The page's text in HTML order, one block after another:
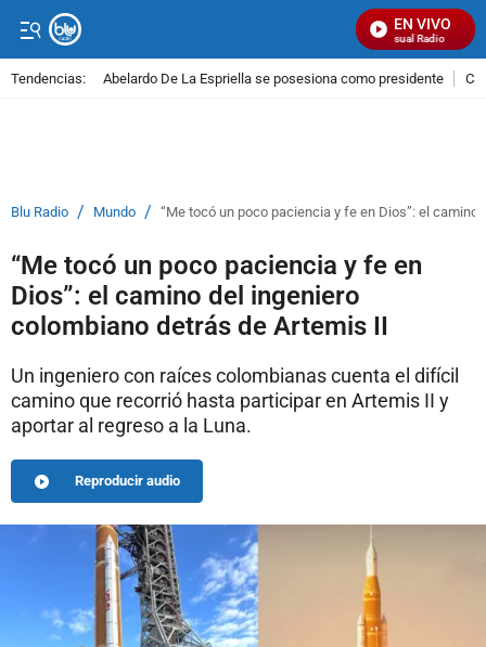
EN VIVO
Señal Visual Radio
Tendencias: Abelardo De La Espriella se posesiona como presidente
Blu Radio / Mundo / “Me tocó un poco paciencia y fe en Dios”: el
“Me tocó un poco paciencia y fe en
Dios”: el camino del ingeniero
colombiano detrás de Artemis II
Un ingeniero con raíces colombianas cuenta el difícil
camino que recorrió hasta participar en Artemis II y
aportar al regreso a la Luna.
Reproducir audio